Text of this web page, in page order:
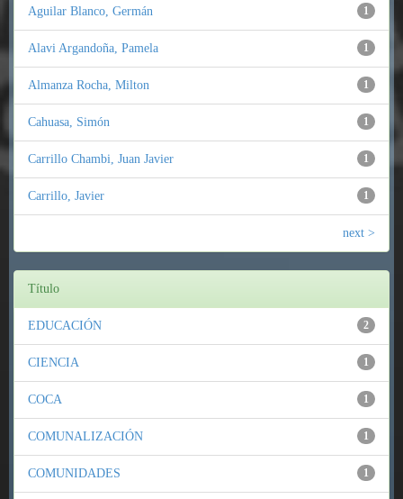
1
Aguilar Blanco, Germán
1
Alavi Argandoña, Pamela
1
Almanza Rocha, Milton
1
Cahuasa, Simón
1
Carrillo Chambi, Juan Javier
1
Carrillo, Javier
next >
Título
2
EDUCACIÓN
1
CIENCIA
1
COCA
1
COMUNALIZACIÓN
1
COMUNIDADES